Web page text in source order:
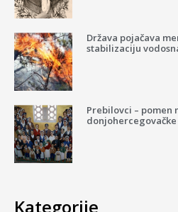
Država pojačava
stabilizaciju
Prebilovci – pomen
Kategorije